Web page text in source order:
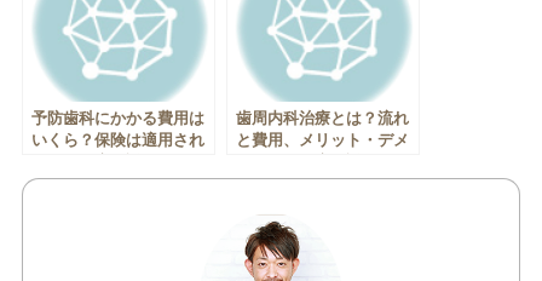
予防歯科にかかる費用は
いくら？保険は適用され
歯周内科治療とは？流れ
と費用、メリット・デメ